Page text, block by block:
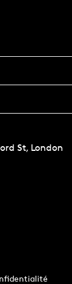
St, London